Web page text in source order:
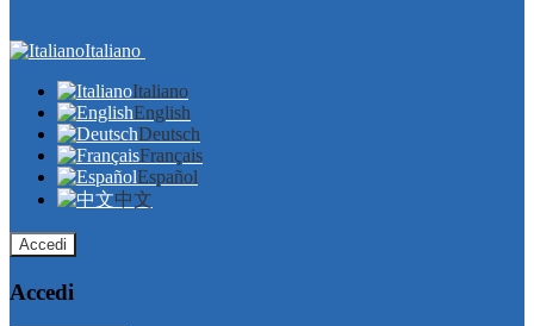
Italiano
Italiano
English
Deutsch
Français
Español
中文
Accedi
Accedi